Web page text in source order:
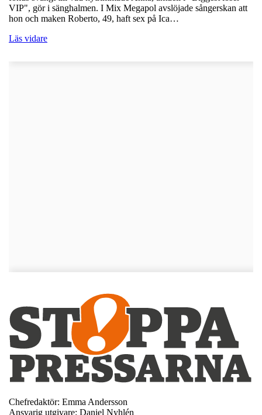
VIP", gör i sänghalmen. I Mix Megapol avslöjade sångerskan att
hon och maken Roberto, 49, haft sex på Ica…
Läs vidare
Chefredaktör: Emma Andersson
Ansvarig utgivare: Daniel Nyhlén